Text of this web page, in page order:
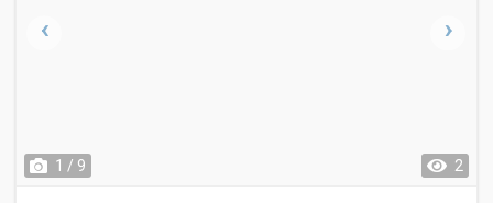
1 / 9 2